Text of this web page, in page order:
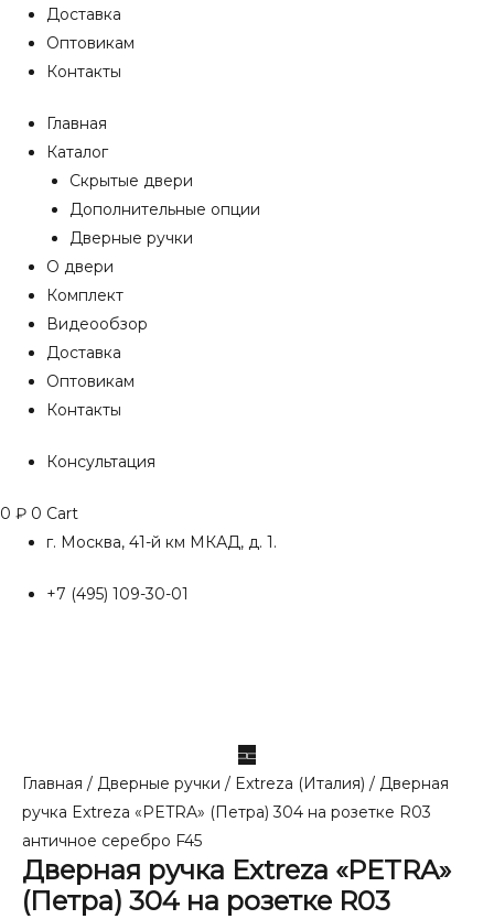
Доставка
Оптовикам
Контакты
Главная
Каталог
Скрытые двери
Дополнительные опции
Дверные ручки
О двери
Комплект
Видеообзор
Доставка
Оптовикам
Контакты
Консультация
0 ₽ 0 Cart
г. Москва, 41-й км МКАД, д. 1.
+7 (495) 109-30-01
Главная / Дверные ручки / Extreza (Италия) / Дверная
ручка Extreza «PETRA» (Петра) 304 на розетке R03
античное серебро F45
Дверная ручка Extreza «PETRA»
(Петра) 304 на розетке R03